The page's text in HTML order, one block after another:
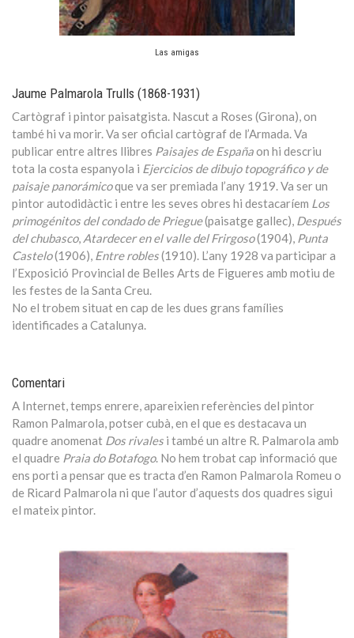
Las amigas
Jaume Palmarola Trulls (1868-1931)
Cartògraf i pintor paisatgista. Nascut a Roses (Girona), on
també hi va morir. Va ser oficial cartògraf de l’Armada. Va
publicar entre altres llibres Paisajes de Españaon hi descriu
tota la costa espanyola i Ejercicios de dibujo topográfico y de
paisaje panorámicoque va ser premiada l’any 1919. Va ser un
pintor autodidàctic i entre les seves obres hi destacaríem Los
primogénitos del condado de Priegue(paisatge gallec), Después
del chubasco, Atardecer en el valle del Frirgoso(1904), Punta
Castelo(1906), Entre robles(1910). L’any 1928 va participar a
l’Exposició Provincial de Belles Arts de Figueres amb motiu de
les festes de la Santa Creu.
No el trobem situat en cap de les dues grans famílies
identificades a Catalunya.
Comentari
A Internet, temps enrere, apareixien referències del pintor
Ramon Palmarola, potser cubà, en el que es destacava un
quadre anomenat Dos rivales i també un altre R. Palmarola amb
el quadre Praia do Botafogo. No hem trobat cap informació que
ens porti a pensar que es tracta d’en Ramon Palmarola Romeu o
de Ricard Palmarola ni que l’autor d’aquests dos quadres sigui
el mateix pintor.